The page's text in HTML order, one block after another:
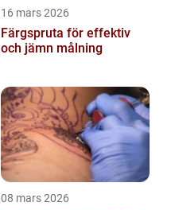
16 mars 2026
Färgspruta för effektiv
och jämn målning
08 mars 2026